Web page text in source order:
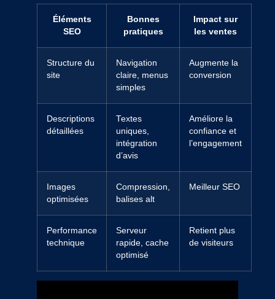
Éléments
SEO
Bonnes
pratiques
Impact sur
les ventes
Structure du
site
Navigation
claire, menus
simples
Augmente la
conversion
Descriptions
détaillées
Textes
uniques,
intégration
d’avis
Améliore la
confiance et
l’engagement
Images
optimisées
Compression,
balises alt
Meilleur SEO
Performance
technique
Serveur
rapide, cache
optimisé
Retient plus
de visiteurs